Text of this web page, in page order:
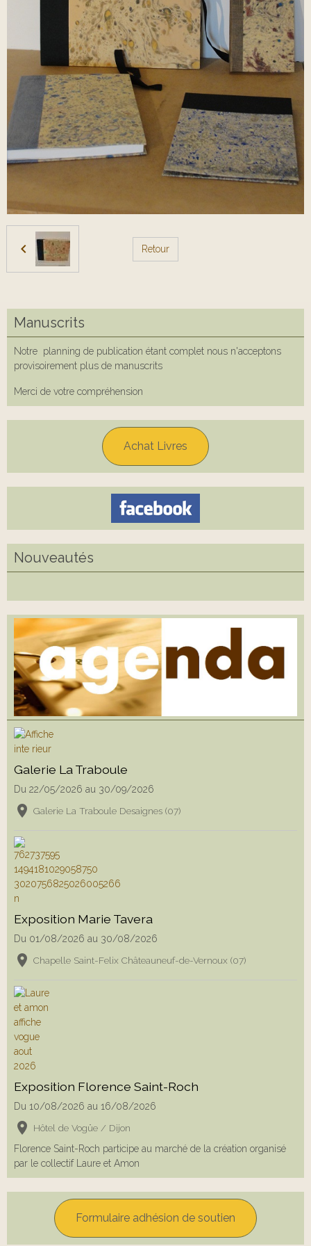
Retour
Manuscrits
Notre planning de publication étant complet nous n'acceptons
provisoirement plus de manuscrits
Merci de votre compréhension
Achat Livres
Nouveautés
Galerie La Traboule
Du 22/05/2026 au 30/09/2026
Galerie La Traboule Desaignes (07)
Exposition Marie Tavera
Du 01/08/2026 au 30/08/2026
Chapelle Saint-Felix Châteauneuf-de-Vernoux (07)
Exposition Florence Saint-Roch
Du 10/08/2026 au 16/08/2026
Hôtel de Vogüe / Dijon
Florence Saint-Roch participe au marché de la création organisé
par le collectif Laure et Amon
Formulaire adhésion de soutien